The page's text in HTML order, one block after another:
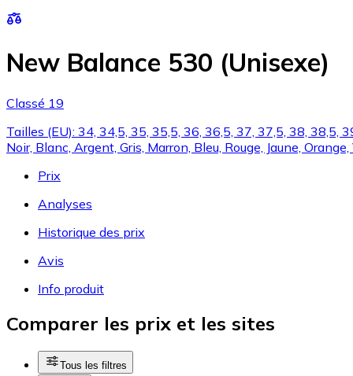
New Balance 530 (Unisexe)
Classé 19
Tailles (EU): 34, 34,5, 35, 35,5, 36, 36,5, 37, 37,5, 38, 38,5,
Noir, Blanc, Argent, Gris, Marron, Bleu, Rouge, Jaune,
Prix
Analyses
Historique des prix
Avis
Info produit
Comparer les prix et les sites
Tous les filtres